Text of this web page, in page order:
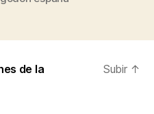
de la
Subir ↑